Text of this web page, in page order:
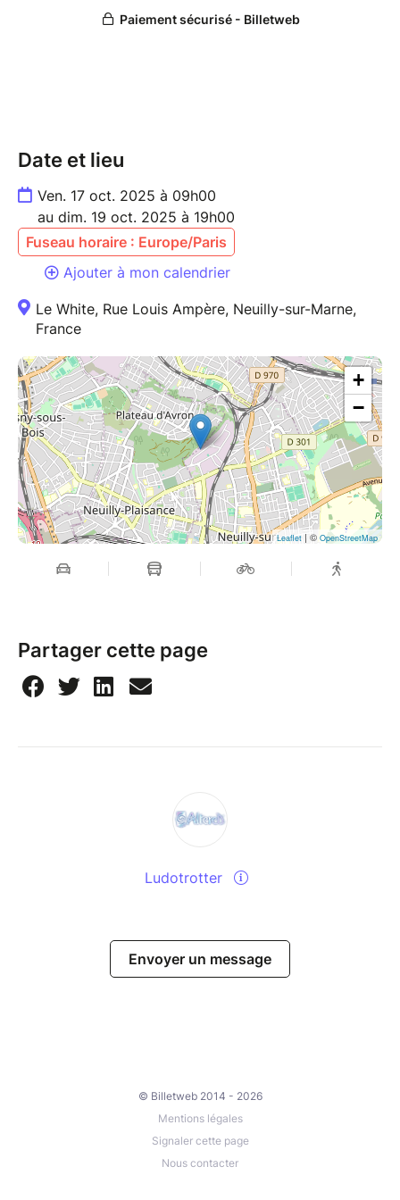
Date et lieu
Ven. 17 oct. 2025 à 09h00
au dim. 19 oct. 2025 à 19h00
Fuseau horaire : Europe/Paris
Ajouter à mon calendrier
Le White, Rue Louis Ampère, Neuilly-sur-Marne,
France
+
−
Leaflet | © OpenStreetMap
Partager cette page
Ludotrotter
Envoyer un message
© Billetweb 2014 - 2026
Mentions légales
Signaler cette page
Nous contacter